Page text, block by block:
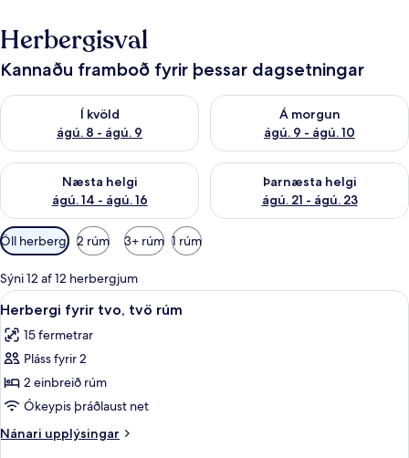
Herbergisval
Kannaðu framboð fyrir þessar dagsetningar
Í kvöld
ágú. 8 - ágú. 9
Athuga framboð í kvöld ágú. 8 - ágú. 9
Á morgun
ágú. 9 - ágú. 10
Athuga framboð á morgun
Næsta helgi
ágú. 14 - ágú. 16
Athuga framboð næstu helgi ágú. 14 - ágú. 16
Þarnæsta helgi
ágú. 21 - ágú. 23
Athuga framboð þarnæstu
Síur
í
boði
fyrir
herbergi
Öll herbergi 2 rúm 3+ rúm 1 rúm
Sýni 12 af 12 herbergjum
Skoða
allar
myndir
fyrir
Herbergi
fyrir
tvo,
tvö
Skrifborð, straujárn/strauborð,
6
Herbergi fyrir tvo, tvö rúm
15 fermetrar
Pláss fyrir 2
2 einbreið rúm
Ókeypis þráðlaust net
Nánari upplýsingar
Nánari